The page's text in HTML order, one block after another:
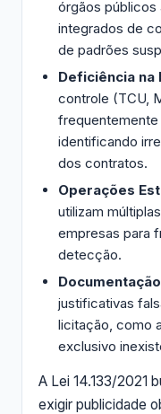
órgãos públicos
integrados de
de padrões
Deficiência na
controle (TCU,
frequentemente
identificando
dos contratos.
Operações
utilizam
empresas para
detecção.
justificativas
licitação, como
exclusivo
A Lei 14.133/2021
exigir publicidade